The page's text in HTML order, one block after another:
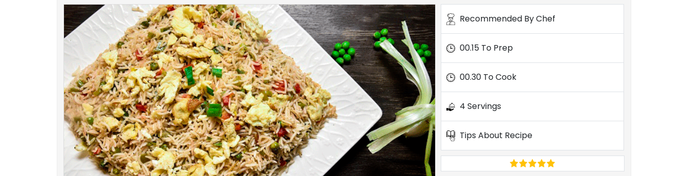
Recommended By Chef
00.15 To Prep
00.30 To Cook
4 Servings
Tips About Recipe